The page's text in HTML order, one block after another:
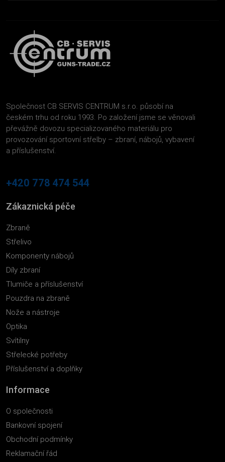
Společnost CB SERVIS CENTRUM s.r.o. působí na
českém trhu od roku 1993. Po založení jsme se věnovali
převážně dovozu specializovaného materiálu pro
provozování sportovní střelby – zbraní, nábojů, vybavení
a příslušenství.
+420 778 474 544
Zákaznická péče
Zbraně
Střelivo
Komponenty nábojů
Díly zbraní
Tlumiče a příslušenství
Pouzdra na zbraně
Nože a nástroje
Optika
Svítilny
Střelecké potřeby
Příslušenství a doplňky
Informace
O společnosti
Bankovní spojení
Obchodní podmínky
Reklamační řád